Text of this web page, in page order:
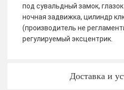
под сувальдный замок,
ночная задвижка, цилиндр
(производитель не
регулируемый эксцентрик.
Доставка и